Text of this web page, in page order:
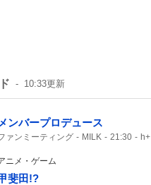
10:33更新
メンバープロデュース
ァンミーティング MILK 21:30 h+
ニメ・ゲーム
斐田!?